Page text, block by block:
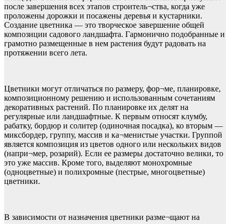
после завершения всех этапов строитель¬ства, когда уже
проложены дорожки и посажены деревья и кустарники.
Создание цветника — это творческое завершение общей
композиции садового ландшафта. Гармонично подобранные и
грамотно размещенные в нем растения будут радовать на
протяжении всего лета.
Цветники могут отличаться по размеру, фор¬ме, планировке,
композиционному решению и использованным сочетаниям
декоративных растений. По планировке их делят на
регулярные или ландшафтные. К первым относят клумбу,
рабатку, бордюр и солитер (одиночная посадка), ко вторым —
миксбордер, группу, массив и ка¬менистые участки. Группой
является композиция из цветов одного или нескольких видов
(напри¬мер, розарий). Если ее размеры достаточно велики, то
это уже массив. Кроме того, выделяют монохромные
(одноцветные) и полихромные (пестрые, многоцветные)
цветники.
В зависимости от назначения цветники разме¬щают на